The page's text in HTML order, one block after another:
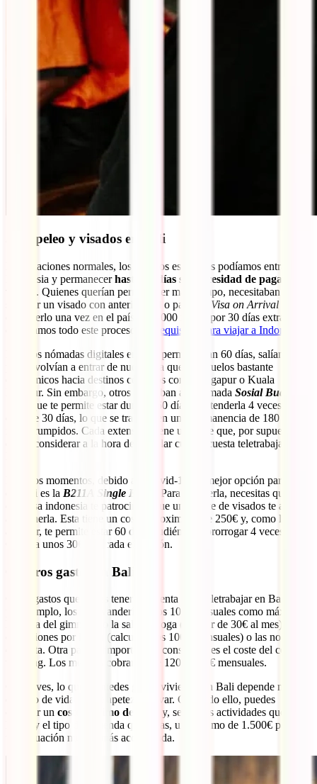
5. Papeleo y visados en Bali
En situaciones normales, los viajeros españoles podíamos entrar en
Indonesia y permanecerhasta 30 días sin necesidad de pagar
. Quienes querían permanecer más tiempo, necesitaban
solicitar un visado con anterioridad o pagar la Visa on Arrival
extenderlo una vez en el país (500.000 rupias por 30 días extra). Te
explicamos todo este proceso en
Requisitos para viajar a Indonesia
Muchos nómadas digitales en Bali permanecían 60 días, salían del
país y volvían a entrar de nuevo, ya que hay vuelos bastante
económicos hacia destinos cercanos como Singapur o Kuala
Lumpur. Sin embargo, otros aplicaban a la llamada Sosial Budaya
, que te permite estar durante 60 días y extenderla 4 veces más
durante 30 días, lo que se traduce en una permanencia de 180 días
ininterrumpidos. Cada extensión tiene un coste que, por supuesto,
debes considerar a la hora de calcular cuánto cuesta teletrabajar en
En estos momentos, debido a la covid-19, tu mejor opción para vivir
en Bali es la B211A Single Entry
. Para obtenerla, necesitas que una
empresa indonesia te patrocine o que un agente de visados te ayude
a obtenerla. Esta tiene un coste aproximado de 250€ y, como la
anterior, te permite estar 60 días, pudiéndose prorrogar 4 veces más.
Calcula unos 30€ por cada extensión.
6. Otros gastos en Bali
Otros gastos que debes tener en cuenta para teletrabajar en Bali son,
por ejemplo, los de lavandería (unos 10€ mensuales como máximo),
la cuota del gimnasio o la sala de yoga (a partir de 30€ al mes), las
excursiones por la isla (calcula unos 100€ mensuales) o las noches
de fiesta. Otra partida importante a considerar es el coste del co-
working. Los mejores cobran entre 120 y 190€ mensuales.
Como ves, lo que te puedes gastar viviendo en Bali depende mucho
del tipo de vida que te apetezca llevar. Con todo ello, puedes
calcular un coste mínimo de 600€
y, según las actividades que
hagas y el tipo de vivienda que elijas, un máximo de 1.500€ para
una situación mucho más acomodada.